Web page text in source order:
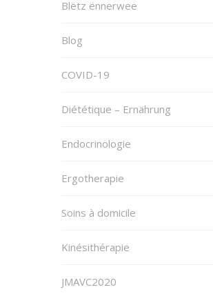
Blëtz ënnerwee
Blog
COVID-19
Diététique – Ernährung
Endocrinologie
Ergotherapie
Soins à domicile
Kinésithérapie
JMAVC2020